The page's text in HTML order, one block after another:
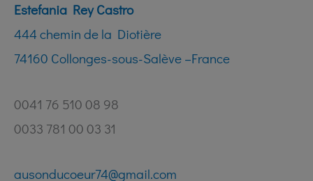
Estefania Rey Castro
444 chemin de la Diotière
74160 Collonges-sous-Salève –France
0041 76 510 08 98
0033 781 00 03 31
ausonducoeur74@gmail.com